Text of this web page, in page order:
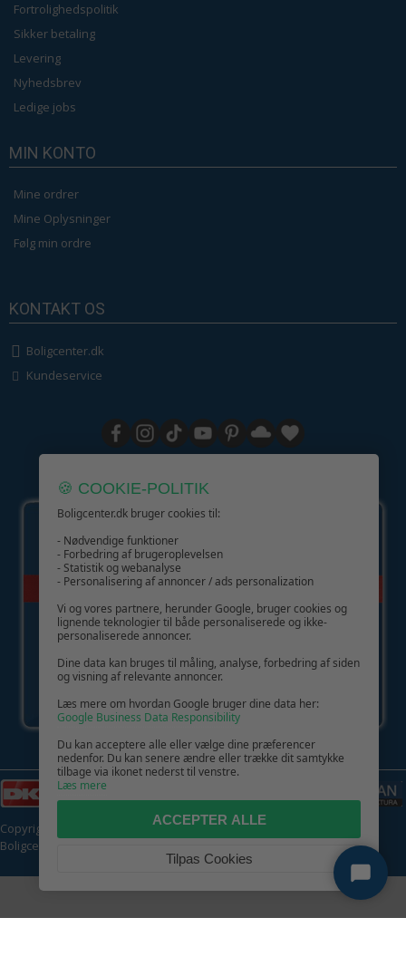
Fortrolighedspolitik
Sikker betaling
Levering
Nyhedsbrev
Ledige jobs
MIN KONTO
Mine ordrer
Mine Oplysninger
Følg min ordre
KONTAKT OS
Boligcenter.dk
Kundeservice
GIV GLÆDE MED ET GAVEKORT!
Copyright © 2026 | CVR: DK41222093 | Alle rettigheder forbeholdes |
Boligcenter.dk
🍪 COOKIE-POLITIK
Boligcenter.dk bruger cookies til:
- Nødvendige funktioner
- Forbedring af brugeroplevelsen
- Statistik og webanalyse
- Personalisering af annoncer / ads personalization
Vi og vores partnere, herunder Google, bruger cookies og
lignende teknologier til både personaliserede og ikke-
personaliserede annoncer.
Dine data kan bruges til måling, analyse, forbedring af siden
og visning af relevante annoncer.
Læs mere om hvordan Google bruger dine data her:
Google Business Data Responsibility
Du kan acceptere alle eller vælge dine præferencer
nedenfor. Du kan senere ændre eller trække dit samtykke
tilbage via ikonet nederst til venstre.
Læs mere
ACCEPTER ALLE
Tilpas Cookies